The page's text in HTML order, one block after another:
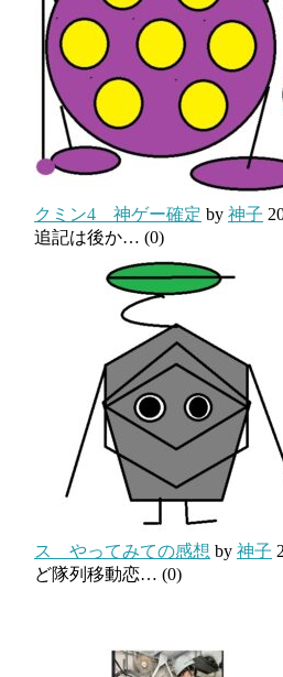
クミン4 神ゲー確定 by 神子
追記は後か… (0)
ス やってみての感想 by 神子
ど隊列移動恋… (0)